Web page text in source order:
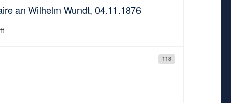
an Wilhelm Wundt, 04.11.1876
118